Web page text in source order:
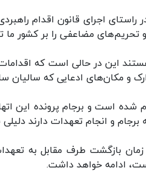
اجرای قانون اقدام
و تحریم‌های مضاعفی را بر کشور ما
این در حالی است که اقدامات
و مکان‌های ادعایی که
و انجام تعهدات دارند
بازگشت طرف مقابل به
ادامه خواهد داشت.